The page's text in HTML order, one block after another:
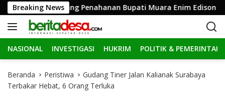
a
g
u
Breaking News
KPK Perpanjang Penahanan Bupati Muara Enim Edison 30 Hari
NASIONAL INVESTIGASI HUKRIM POLITIK & PEMERINTAH
Beranda Peristiwa
Gudang Tiner Jalan Kalianak Surabaya
Terbakar Hebat, 6 Orang Terluka